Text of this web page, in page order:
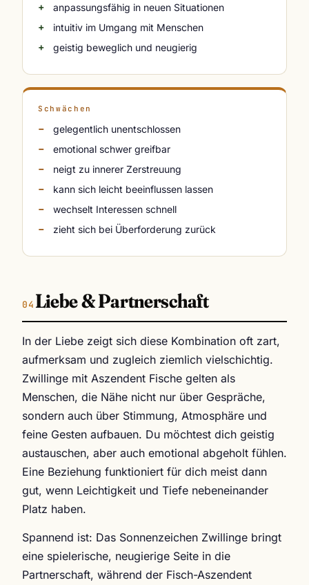
anpassungsfähig in neuen Situationen
intuitiv im Umgang mit Menschen
geistig beweglich und neugierig
Schwächen
gelegentlich unentschlossen
emotional schwer greifbar
neigt zu innerer Zerstreuung
kann sich leicht beeinflussen lassen
wechselt Interessen schnell
zieht sich bei Überforderung zurück
Liebe & Partnerschaft
In der Liebe zeigt sich diese Kombination oft zart,
aufmerksam und zugleich ziemlich vielschichtig.
Zwillinge mit Aszendent Fische gelten als
Menschen, die Nähe nicht nur über Gespräche,
sondern auch über Stimmung, Atmosphäre und
feine Gesten aufbauen. Du möchtest dich geistig
austauschen, aber auch emotional abgeholt fühlen.
Eine Beziehung funktioniert für dich meist dann
gut, wenn Leichtigkeit und Tiefe nebeneinander
Platz haben.
Spannend ist: Das Sonnenzeichen Zwillinge bringt
eine spielerische, neugierige Seite in die
Partnerschaft, während der Fisch-Aszendent